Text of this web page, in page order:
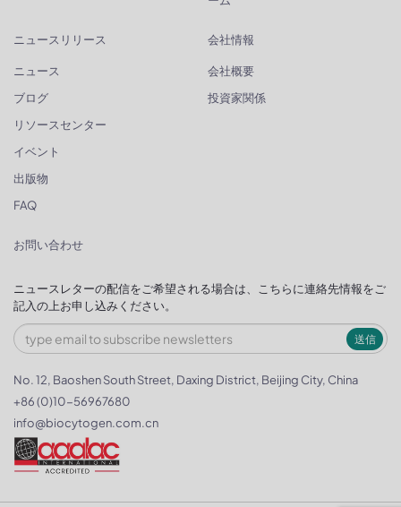
ニュースリリース
ニュース
ブログ
リソースセンター
イベント
出版物
FAQ
会社情報
会社概要
投資家関係
お問い合わせ
ニュースレターの配信をご希望される場合は、こちらに連絡先情報をご
記入の上お申し込みください。
送信
No. 12, Baoshen South Street, Daxing District, Beijing City, China
+86 (0)10-56967680
info@biocytogen.com.cn